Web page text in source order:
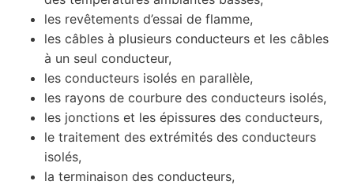
les revêtements d’essai de flamme,
les câbles à plusieurs conducteurs et les câbles
à un seul conducteur,
les conducteurs isolés en parallèle,
les rayons de courbure des conducteurs isolés,
les jonctions et les épissures des conducteurs,
le traitement des extrémités des conducteurs
isolés,
la terminaison des conducteurs,